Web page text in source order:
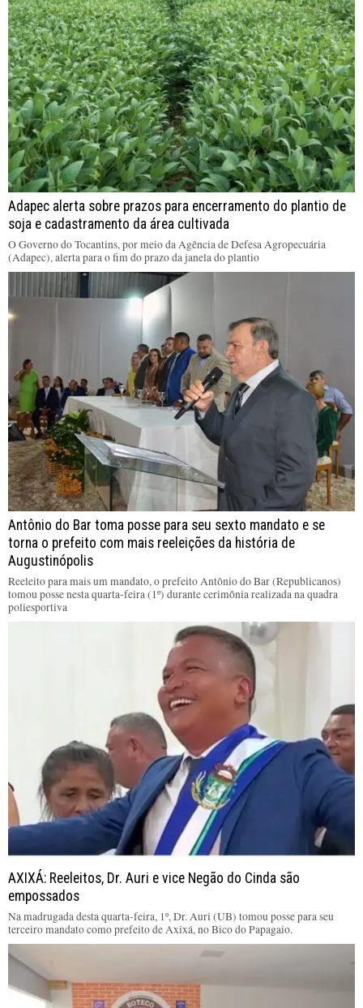
Adapec alerta sobre prazos para encerramento do plantio de
soja e cadastramento da área cultivada
O Governo do Tocantins, por meio da Agência de Defesa Agropecuária
(Adapec), alerta para o fim do prazo da janela do plantio
Antônio do Bar toma posse para seu sexto mandato e se
torna o prefeito com mais reeleições da história de
Augustinópolis
Reeleito para mais um mandato, o prefeito Antônio do Bar (Republicanos)
tomou posse nesta quarta-feira (1º) durante cerimônia realizada na quadra
poliesportiva
AXIXÁ: Reeleitos, Dr. Auri e vice Negão do Cinda são
empossados
Na madrugada desta quarta-feira, 1º, Dr. Auri (UB) tomou posse para seu
terceiro mandato como prefeito de Axixá, no Bico do Papagaio.